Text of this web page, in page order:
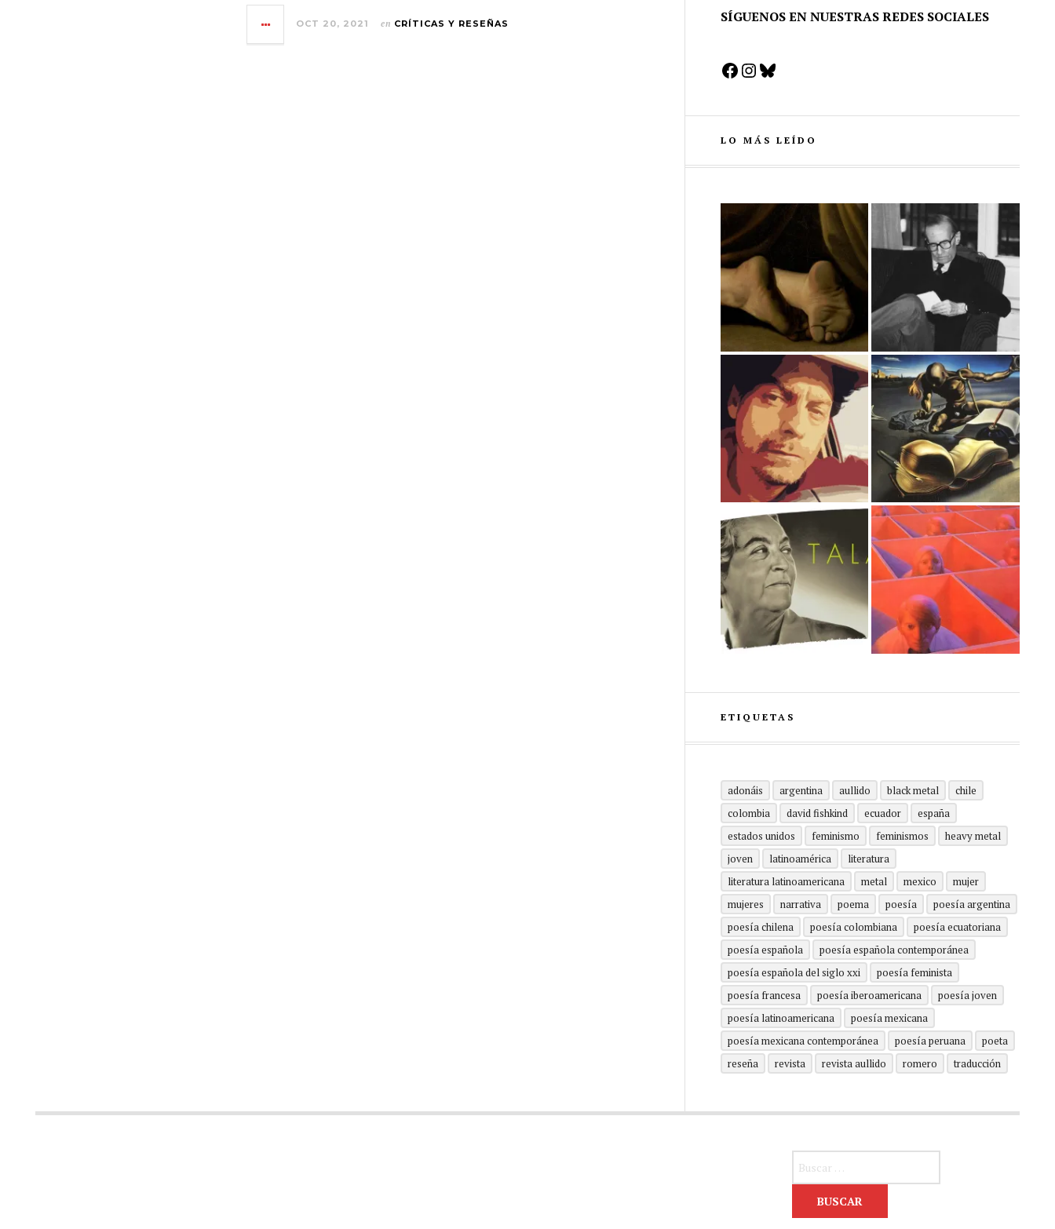
OCT 20, 2021 en CRÍTICAS Y RESEÑAS SÍGUENOS EN NUESTRAS REDES SOCIALES
Facebook
Instagram
Bluesky
LO MÁS LEÍDO
ETIQUETAS
adonáis argentina aullido black metal
chile
colombia
david fishkind ecuador
españa
estados unidos
feminismo feminismos
heavy metal
joven
latinoamérica
literatura
literatura latinoamericana
metal mexico
mujer
mujeres
narrativa poema poesía
poesía argentina
poesía chilena
poesía colombiana
poesía ecuatoriana
poesía española
poesía española contemporánea
poesía española del siglo xxi
poesía feminista
poesía francesa
poesía iberoamericana
poesía joven
poesía latinoamericana
poesía mexicana
poesía mexicana contemporánea
poesía peruana
poeta
reseña
revista revista aullido romero traducción